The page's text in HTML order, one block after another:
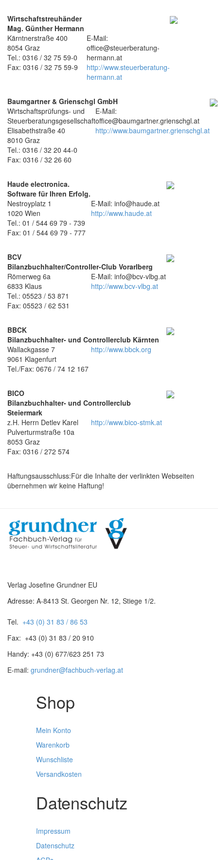
Wirtschaftstreuhänder
Mag. Günther Hermann
Kärntnerstraße 400
8054 Graz
Tel.: 0316 / 32 75 59-0
Fax: 0316 / 32 75 59-9
E-Mail:
office@steuerberatung-
hermann.at
http://www.steuerberatung-
hermann.at
Baumgartner & Grienschgl GmbH
Wirtschaftsprüfungs- und
Steuerberatungsgesellschaft
Elisabethstraße 40
8010 Graz
Tel.: 0316 / 32 20 44-0
Fax: 0316 / 32 26 60
E-Mail:
office@baumgartner.grienschgl.at
http://www.baumgartner.grienschgl.at
Haude electronica.
Software für Ihren Erfolg.
Nestroyplatz 1
1020 Wien
Tel.: 01 / 544 69 79 - 739
Fax: 01 / 544 69 79 - 777
E-Mail: info@haude.at
http://www.haude.at
BCV
Bilanzbuchhalter/Controller-Club Vorarlberg
Römerweg 6a
6833 Klaus
Tel.: 05523 / 53 871
Fax: 05523 / 62 531
E-Mail: info@bcv-vlbg.at
http://www.bcv-vlbg.at
BBCK
Bilanzbuchhalter- und Controllerclub Kärnten
Wallackgasse 7
9061 Klagenfurt
Tel./Fax: 0676 / 74 12 167
http://www.bbck.org
BICO
Bilanzbuchhalter- und Controllerclub
Steiermark
z.H. Herrn Detlev Karel
Pulverturmstraße 10a
8053 Graz
Fax: 0316 / 272 574
http://www.bico-stmk.at
Haftungsausschluss:Für die Inhalte der verlinkten Webseiten
übernehmen wir keine Haftung!
Verlag Josefine Grundner EU
Adresse: A-8413 St. Georgen Nr. 12, Stiege 1/2.
Tel. +43 (0) 31 83 / 86 53
Fax: +43 (0) 31 83 / 20 910
Handy: +43 (0) 677/623 251 73
E-mail: grundner@fachbuch-verlag.at
Shop
Mein Konto
Warenkorb
Wunschliste
Versandkosten
Datenschutz
Impressum
Datenschutz